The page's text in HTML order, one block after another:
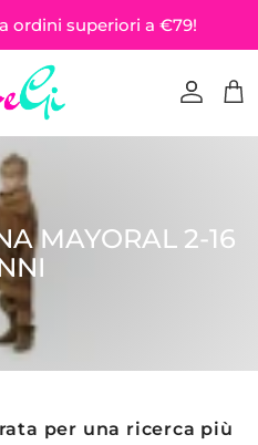
ordini superiori a €79!
Account
MAYORAL 2-16
per una ricerca più